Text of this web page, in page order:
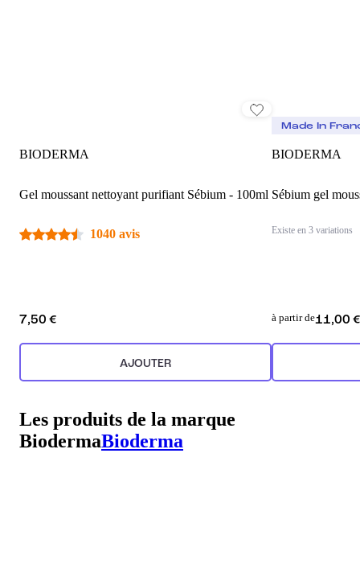
BIODERMA
Gel moussant nettoyant purifiant Sébium - 100ml
1040 avis
7,50 €
AJOUTER
Made In
BIODERMA
Sébium gel
Existe en 3 variations
à partir de11,00 €
Les produits de la marque
BiodermaBioderma